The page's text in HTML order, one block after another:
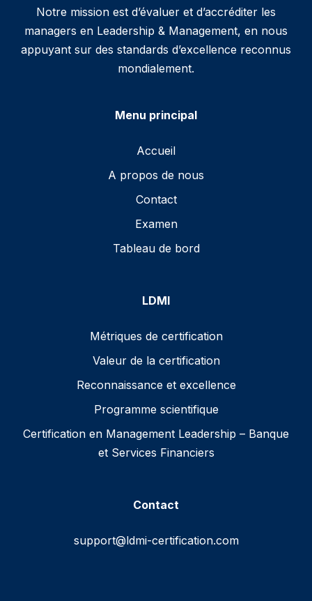
Notre mission est d’évaluer et d’accréditer les
managers en Leadership & Management, en nous
appuyant sur des standards d’excellence reconnus
mondialement.
Menu principal
Accueil
A propos de nous
Contact
Examen
Tableau de bord
LDMI
Métriques de certification
Valeur de la certification
Reconnaissance et excellence
Programme scientifique
Certification en Management Leadership – Banque
et Services Financiers
Contact
support@ldmi-certification.com